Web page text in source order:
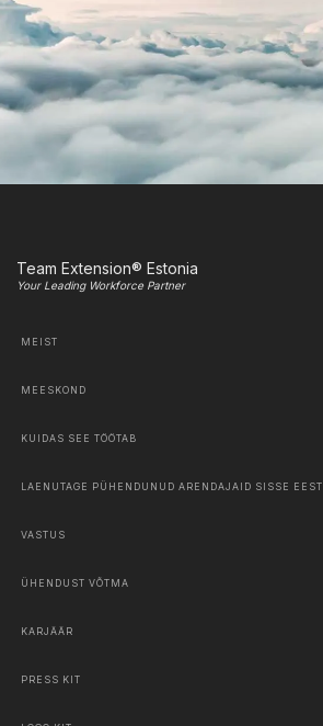
Team Extension® Estonia
Your Leading Workforce Partner
MEIST
MEESKOND
KUIDAS SEE TÖÖTAB
LAENUTAGE PÜHENDUNUD ARENDAJAID SISSE EESTI
VASTUS
ÜHENDUST VÕTMA
KARJÄÄR
PRESS KIT